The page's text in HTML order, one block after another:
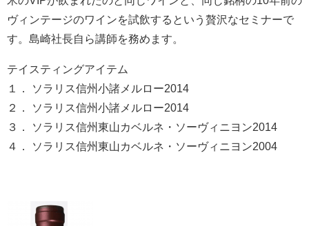
ヴィンテージのワインを試飲するという贅沢なセミナーで
す。島崎社長自ら講師を務めます。
テイスティングアイテム
１． ソラリス信州小諸メルロー2014
２． ソラリス信州小諸メルロー2014
３． ソラリス信州東山カベルネ・ソーヴィニヨン2014
４． ソラリス信州東山カベルネ・ソーヴィニヨン2004